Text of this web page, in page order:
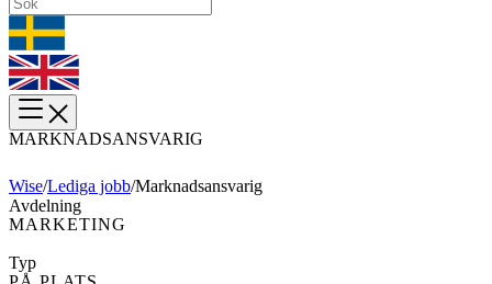
MARKNADSANSVARIG
Wise/Lediga jobb/Marknadsansvarig
Avdelning
MARKETING
Typ